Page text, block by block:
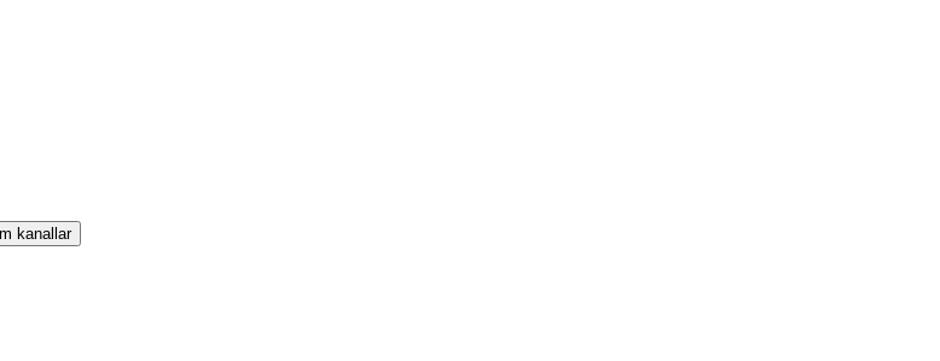
kanallar